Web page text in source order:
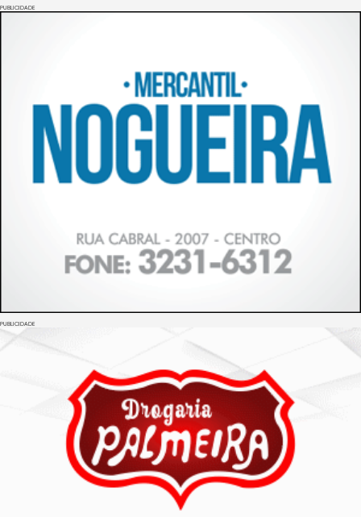
PUBLICIDADE
PUBLICIDADE